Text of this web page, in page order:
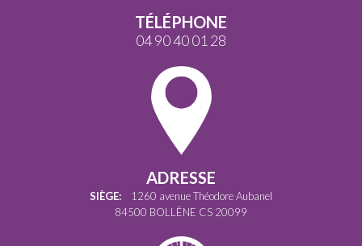
TÉLÉPHONE
04 90 40 01 28
ADRESSE
SIÈGE: 1260 avenue Théodore Aubanel
84500 BOLLÈNE CS 20099